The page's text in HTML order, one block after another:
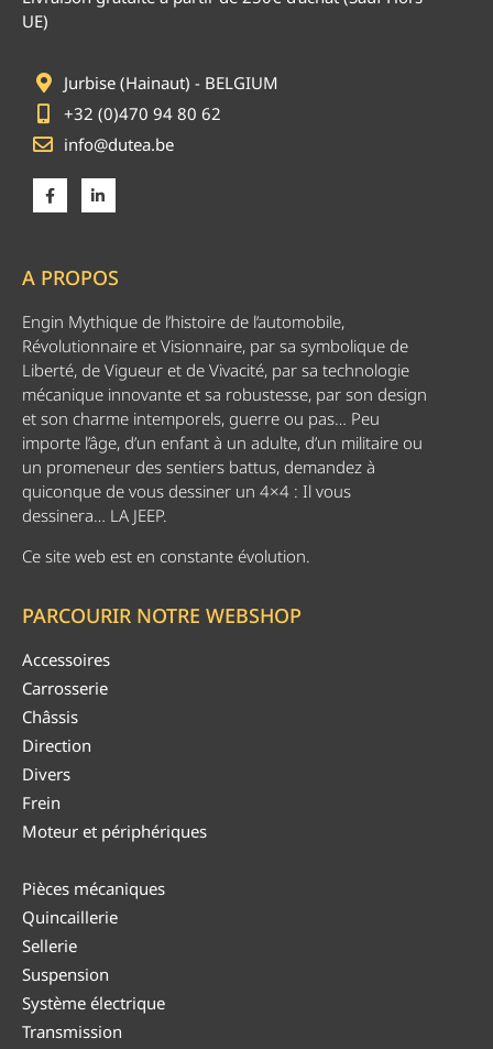
UE)
Jurbise (Hainaut) - BELGIUM
+32 (0)470 94 80 62
info@dutea.be
A PROPOS
Engin Mythique de l’histoire de l’automobile,
Révolutionnaire et Visionnaire, par sa symbolique de
Liberté, de Vigueur et de Vivacité, par sa technologie
mécanique innovante et sa robustesse, par son design
et son charme intemporels, guerre ou pas… Peu
importe l’âge, d’un enfant à un adulte, d’un militaire ou
un promeneur des sentiers battus, demandez à
quiconque de vous dessiner un 4×4 : Il vous
dessinera… LA JEEP.
Ce site web est en constante évolution.
PARCOURIR NOTRE WEBSHOP
Accessoires
Carrosserie
Châssis
Direction
Divers
Frein
Moteur et périphériques
Pièces mécaniques
Quincaillerie
Sellerie
Suspension
Système électrique
Transmission